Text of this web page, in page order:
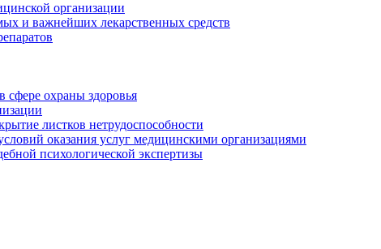
организации
и важнейших лекарственных средств
сфере охраны здоровья
листков нетрудоспособности
оказания услуг медицинскими организациями
психологической экспертизы